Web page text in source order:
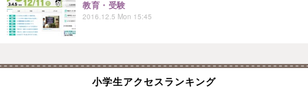
教育・受験
2016.12.5 Mon 15:45
小学生アクセスランキング